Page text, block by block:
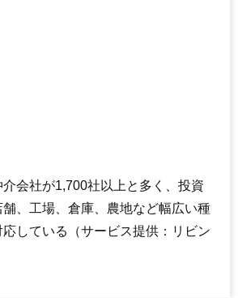
会社が1,700社以上と多く、投資
、工場、倉庫、農地など幅広い種
している（サービス提供：リビン